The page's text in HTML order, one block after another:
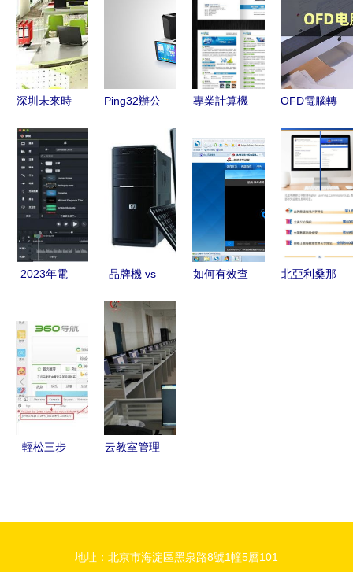
深圳未來時
引領計算機
軟件咨詢新
高度
Ping32辦公
輕松實現員
工電腦的遠
專業計算機
計模板下載
與咨詢服務
OFD電腦轉
作技巧與軟
件推薦
2023年電
排行榜 哪
個最好用？
品牌機 vs
何選擇最適
合你的電
腦？
如何有效查
北亞利桑那
輕松三步
云教室管理
慧教育新篇
地址：北京市海淀區黑泉路8號1幢5層101